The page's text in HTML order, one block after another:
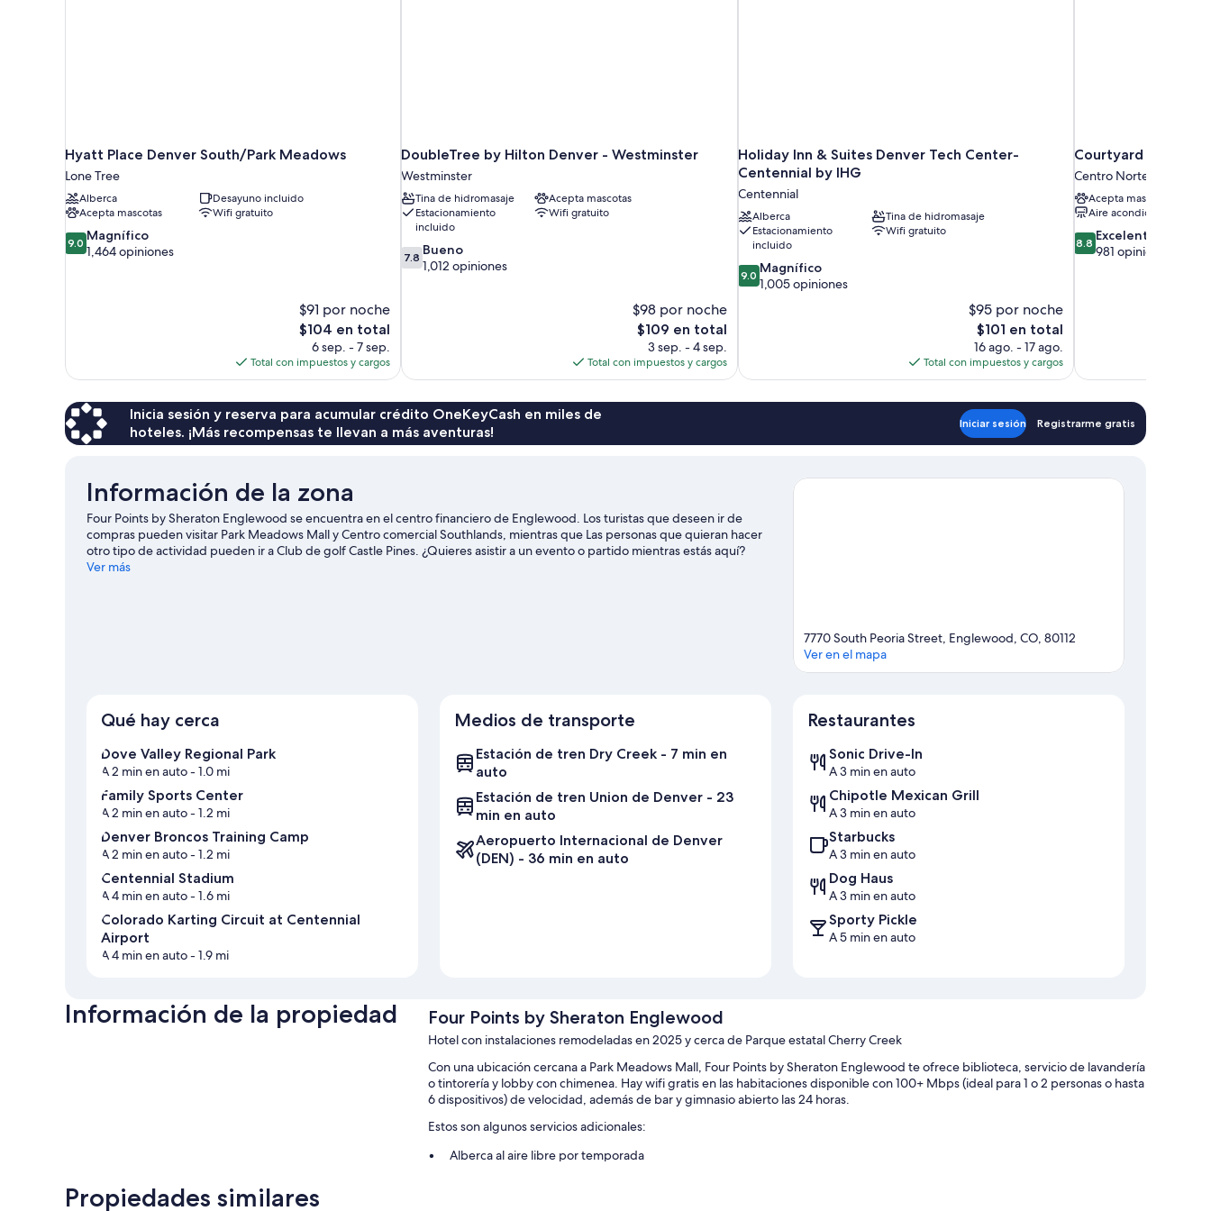
Hyatt Place Denver South/Park Meadows
Lone Tree
Alberca
Desayuno incluido
Acepta mascotas
Wifi gratuito
9.0
de
9.0 Magnífico
1,464 opiniones
$91 por noche
El
precio
actual
es
$104
$104 en total
6 sep. - 7 sep.
Total con impuestos y cargos
DoubleTree by Hilton Denver - Westminster
Westminster
Tina de hidromasaje
Acepta mascotas
Estacionamiento
incluido
Wifi gratuito
7.8
de
7.8 Bueno
1,012 opiniones
$98 por noche
El
precio
actual
es
$109 en total
3 sep. - 4 sep.
Total con impuestos y cargos
Holiday Inn & Suites Denver Tech Center-
Centennial by IHG
Centennial
Alberca
Tina de hidromasaje
Estacionamiento
incluido
Wifi gratuito
9.0
de
9.0 Magnífico
1,005 opiniones
$95 por noche
El
precio
actual
es
$101
$101 en total
16 ago. - 17 ago.
Total con impuestos y cargos
Courtyard by
Centro Norte de la
Acepta mascotas
Aire acondicionado
8.8
de
8.8 Excelente
981 opiniones
Inicia sesión y reserva para acumular crédito OneKeyCash en miles de
hoteles. ¡Más recompensas te llevan a más aventuras!
Iniciar sesión Registrarme gratis
Información de la zona
Four Points by Sheraton Englewood se encuentra en el centro financiero de Englewood. Los turistas que deseen ir de
compras pueden visitar Park Meadows Mall y Centro comercial Southlands, mientras que Las personas que quieran hacer
otro tipo de actividad pueden ir a Club de golf Castle Pines. ¿Quieres asistir a un evento o partido mientras estás aquí?
Échale un vistazo al calendario de actividades de Anfiteatro Fiddler's Green.
Ver más
7770 South Peoria Street, Englewood, CO, 80112
Ver en el mapa
Qué hay cerca
Dove Valley Regional Park
A 2 min en auto- 1.0 mi
Family Sports Center
A 2 min en auto- 1.2 mi
Denver Broncos Training Camp
A 2 min en auto- 1.2 mi
Centennial Stadium
A 4 min en auto- 1.6 mi
Colorado Karting Circuit at Centennial
Airport
A 4 min en auto- 1.9 mi
Medios de transporte
Estación de tren Dry Creek - 7 min en
auto
Estación de tren Union de Denver - 23
min en auto
Aeropuerto Internacional de Denver
(DEN) - 36 min en auto
Restaurantes
Sonic Drive-In
A 3 min en auto
Chipotle Mexican Grill
A 3 min en auto
Starbucks
A 3 min en auto
Dog Haus
A 3 min en auto
Sporty Pickle
A 5 min en auto
Información de la propiedad Four Points by Sheraton Englewood
Hotel con instalaciones remodeladas en 2025 y cerca de Parque estatal Cherry Creek
Con una ubicación cercana a Park Meadows Mall, Four Points by Sheraton Englewood te ofrece biblioteca, servicio de lavandería
o tintorería y lobby con chimenea. Hay wifi gratis en las habitaciones disponible con 100+ Mbps (ideal para 1 o 2 personas o hasta
6 dispositivos) de velocidad, además de bar y gimnasio abierto las 24 horas.
Estos son algunos servicios adicionales:
Alberca al aire libre por temporada
Propiedades similares